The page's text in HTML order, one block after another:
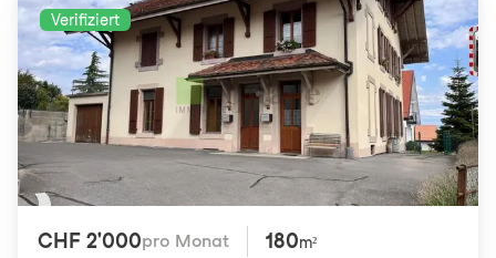
Verifiziert
CHF 2'000pro Monat 180m²